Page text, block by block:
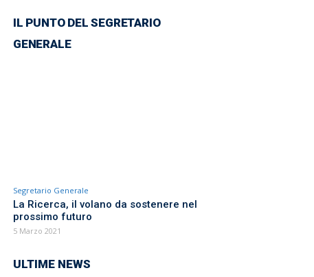
IL PUNTO DEL SEGRETARIO
GENERALE
Segretario Generale
La Ricerca, il volano da sostenere nel
prossimo futuro
5 Marzo 2021
ULTIME NEWS